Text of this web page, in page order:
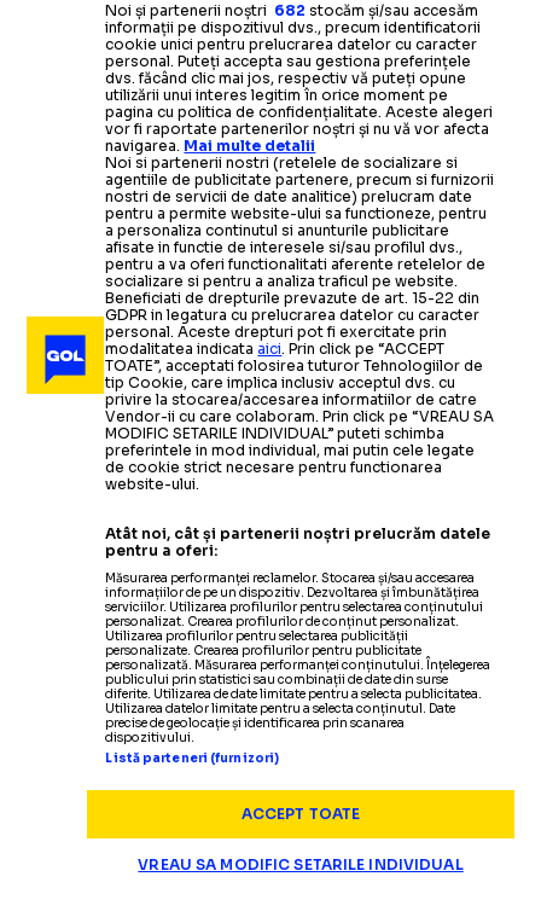
Noi și partenerii noștri 682 stocăm și/sau accesăm
informații pe dispozitivul dvs., precum identificatorii
cookie unici pentru prelucrarea datelor cu caracter
personal. Puteți accepta sau gestiona preferințele
dvs. făcând clic mai jos, respectiv vă puteți opune
utilizării unui interes legitim în orice moment pe
pagina cu politica de confidențialitate. Aceste alegeri
vor fi raportate partenerilor noștri și nu vă vor afecta
navigarea. Mai multe detalii
Noi si partenerii nostri (retelele de socializare si
agentiile de publicitate partenere, precum si furnizorii
nostri de servicii de date analitice) prelucram date
pentru a permite website-ului sa functioneze, pentru
a personaliza continutul si anunturile publicitare
afisate in functie de interesele si/sau profilul dvs.,
pentru a va oferi functionalitati aferente retelelor de
socializare si pentru a analiza traficul pe website.
Beneficiati de drepturile prevazute de art. 15-22 din
GDPR in legatura cu prelucrarea datelor cu caracter
personal. Aceste drepturi pot fi exercitate prin
modalitatea indicataaici. Prin click pe “ACCEPT
TOATE”, acceptati folosirea tuturor Tehnologiilor de
tip Cookie, care implica inclusiv acceptul dvs. cu
privire la stocarea/accesarea informatiilor de catre
Vendor-ii cu care colaboram. Prin click pe “VREAU SA
MODIFIC SETARILE INDIVIDUAL” puteti schimba
preferintele in mod individual, mai putin cele legate
de cookie strict necesare pentru functionarea
website-ului.
Atât noi, cât și partenerii noștri prelucrăm datele
pentru a oferi:
Măsurarea performanței reclamelor. Stocarea și/sau accesarea
informațiilor de pe un dispozitiv. Dezvoltarea și îmbunătățirea
serviciilor. Utilizarea profilurilor pentru selectarea conținutului
personalizat. Crearea profilurilor de conținut personalizat.
Utilizarea profilurilor pentru selectarea publicității
personalizate. Crearea profilurilor pentru publicitate
personalizată. Măsurarea performanței conținutului. Înțelegerea
publicului prin statistici sau combinații de date din surse
diferite. Utilizarea de date limitate pentru a selecta publicitatea.
Utilizarea datelor limitate pentru a selecta conținutul. Date
precise de geolocație și identificarea prin scanarea
dispozitivului.
Listă parteneri (furnizori)
ACCEPT TOATE
VREAU SA MODIFIC SETARILE INDIVIDUAL